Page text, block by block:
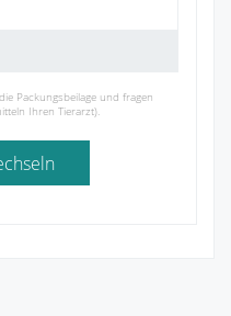
Packungsbeilage und fragen
Ihren Tierarzt).